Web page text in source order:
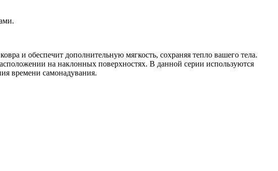
и обеспечит дополнительную мягкость, сохраняя тепло вашего тела.
на наклонных поверхностях. В данной серии используются
времени самонадувания.